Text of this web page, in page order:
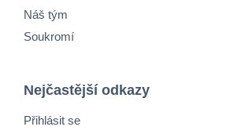
Náš tým
Soukromí
Nejčastější odkazy
Přihlásit se